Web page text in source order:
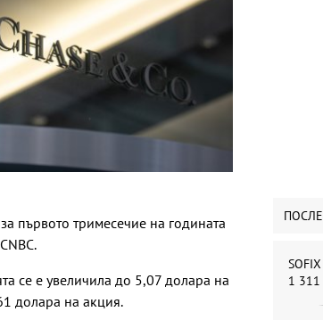
първото тримесечие на годината
се е увеличила до 5,07 долара на
долара на акция.
1 311